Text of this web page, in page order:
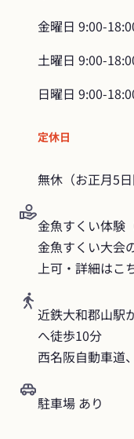
金曜日 9:00-
土曜日 9:00-
日曜日 9:00-
定休日
無休（お正月5日
金魚すくい体験
金魚すくい大会
上可・詳細はこ
近鉄大和郡山駅
へ徒歩10分
西名阪自動車道
駐車場 あり